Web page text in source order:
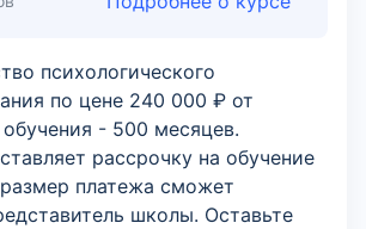
психологического
по цене 240 000 ₽ от
- 500 месяцев.
рассрочку на обучение
платежа сможет
школы. Оставьте